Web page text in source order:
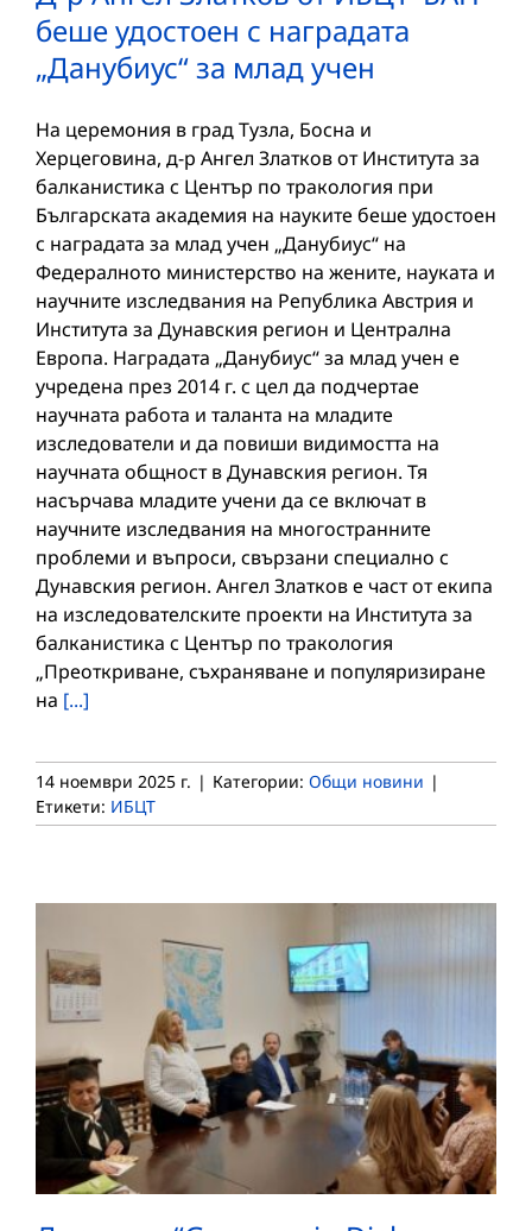
беше удостоен с наградата
„Данубиус“ за млад учен
На церемония в град Тузла, Босна и
Херцеговина, д-р Ангел Златков от Института за
балканистика с Център по тракология при
Българската академия на науките беше удостоен
с наградата за млад учен „Данубиус“ на
Федералното министерство на жените, науката и
научните изследвания на Република Австрия и
Института за Дунавския регион и Централна
Европа. Наградата „Данубиус“ за млад учен е
учредена през 2014 г. с цел да подчертае
научната работа и таланта на младите
изследователи и да повиши видимостта на
научната общност в Дунавския регион. Тя
насърчава младите учени да се включат в
научните изследвания на многостранните
проблеми и въпроси, свързани специално с
Дунавския регион. Ангел Златков е част от екипа
на изследователските проекти на Института за
балканистика с Център по тракология
„Преоткриване, съхраняване и популяризиране
на [...]
14 ноември 2025 г. | Категории: Общи новини |
Етикети: ИБЦТ